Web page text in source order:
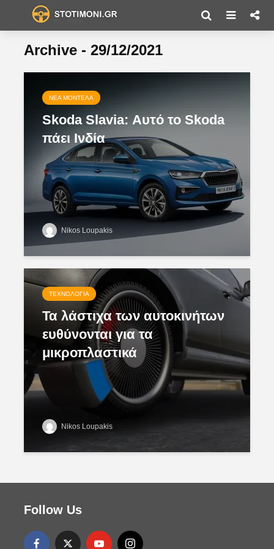
Archive - 29/12/2021
ΝΈΑ ΜΟΝΤΈΛΑ
Skoda Slavia: Αυτό το Skoda
πάει Ινδία
Nikos Loupakis
ΤΕΧΝΟΛΟΓΊΑ
Τα λάστιχα των αυτοκινήτων
ευθύνονται για τα
μικροπλαστικά
Nikos Loupakis
Follow Us